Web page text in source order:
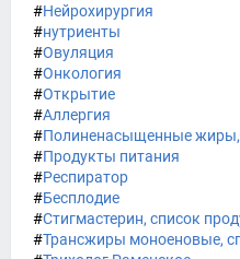
#Нейрохирургия
#нутриенты
#Овуляция
#Онкология
#Открытие
#Аллергия
#Полиненасыщенные жиры,
#Продукты питания
#Респиратор
#Бесплодие
#Стигмастерин, список
#Трансжиры моноеновые,